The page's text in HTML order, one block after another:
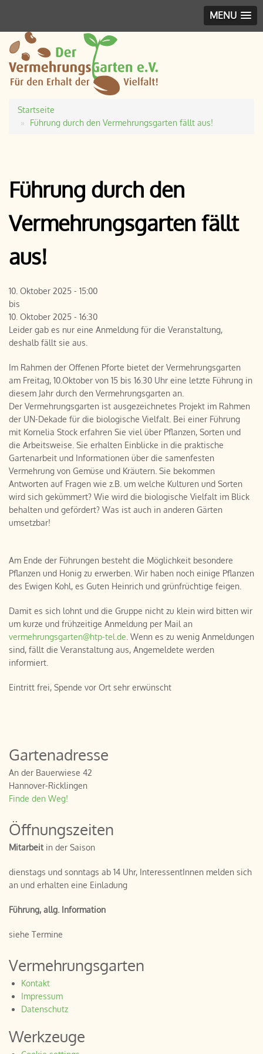
MENU
Pfadnavigation
Startseite
Führung durch den Vermehrungsgarten fällt aus!
Führung durch den
Vermehrungsgarten fällt
aus!
10. Oktober 2025 - 15:00
bis
10. Oktober 2025 - 16:30
Leider gab es nur eine Anmeldung für die Veranstaltung,
deshalb fällt sie aus.
Im Rahmen der Offenen Pforte bietet der Vermehrungsgarten
am Freitag, 10.Oktober von 15 bis 16.30 Uhr eine letzte Führung in
diesem Jahr durch den Vermehrungsgarten an.
Der Vermehrungsgarten ist ausgezeichnetes Projekt im Rahmen
der UN-Dekade für die biologische Vielfalt. Bei einer Führung
mit Kornelia Stock erfahren Sie viel über Pflanzen, Sorten und
die Arbeitsweise. Sie erhalten Einblicke in die praktische
Gartenarbeit und Informationen über die samenfesten
Vermehrung von Gemüse und Kräutern. Sie bekommen
Antworten auf Fragen wie z.B. um welche Kulturen und Sorten
wird sich gekümmert? Wie wird die biologische Vielfalt im Blick
behalten und gefördert? Was ist auch in anderen Gärten
umsetzbar!
Am Ende der Führungen besteht die Möglichkeit besondere
Pflanzen und Honig zu erwerben. Wir haben noch einige Pflanzen
des Ewigen Kohl, es Guten Heinrich und grünfrüchtige feigen.
Damit es sich lohnt und die Gruppe nicht zu klein wird bitten wir
um kurze und frühzeitige Anmeldung per Mail an
vermehrungsgarten@htp-tel.de . Wenn es zu wenig Anmeldungen
sind, fällt die Veranstaltung aus, Angemeldete werden
informiert.
Eintritt frei, Spende vor Ort sehr erwünscht
Gartenadresse
An der Bauerwiese 42
Hannover-Ricklingen
Finde den Weg!
Öffnungszeiten
Mitarbeit in der Saison
dienstags und sonntags ab 14 Uhr, InteressentInnen melden sich
an und erhalten eine Einladung
Führung, allg. Information
siehe Termine
Vermehrungsgarten
Kontakt
Impressum
Datenschutz
Werkzeuge